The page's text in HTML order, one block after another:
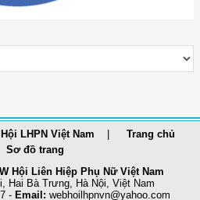
LHPN Việt Nam
Trang chủ
Sơ đồ trang
Hội Liên Hiệp Phụ Nữ Việt Nam
Hai Bà Trưng, Hà Nội, Việt Nam
- Email: webhoilhpnvn@yahoo.com